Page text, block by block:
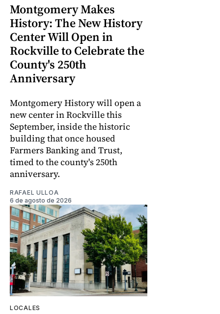
Montgomery Makes
History: The New History
Center Will Open in
Rockville to Celebrate the
County's 250th
Anniversary
Montgomery History will open a
new center in Rockville this
September, inside the historic
building that once housed
Farmers Banking and Trust,
timed to the county's 250th
anniversary.
RAFAEL ULLOA
6 de agosto de 2026
LOCALES